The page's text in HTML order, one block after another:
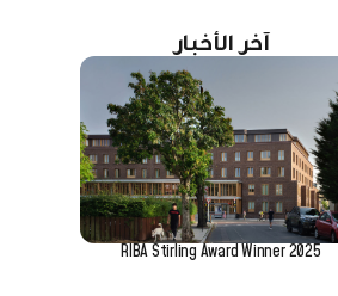
آخر الأخبار
RIBA Stirling Award Winner 2025